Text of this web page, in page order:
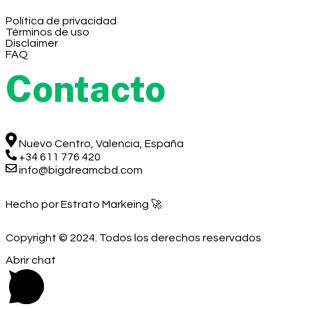
Política de privacidad
Términos de uso
Disclaimer
FAQ
Contacto
Nuevo Centro, Valencia, España
+34 611 776 420
info@bigdreamcbd.com
Hecho por Estrato Markeing 🚀
Copyright © 2024. Todos los derechos reservados
Abrir chat